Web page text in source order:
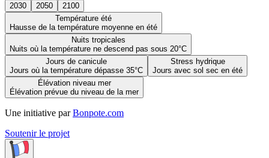
2030 2050
2100
Température été
Hausse de la température moyenne en été
Nuits tropicales
Nuits où la température ne descend pas sous 20°C
Jours de canicule
Jours où la température dépasse 35°C
Stress hydrique
Jours avec sol sec en été
Élévation niveau mer
Élévation prévue du niveau de la mer
Une initiative par Bonpote.com
Soutenir le projet